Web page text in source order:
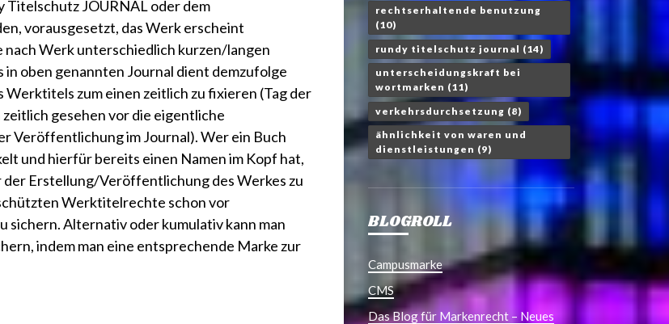
Titelschutz JOURNALoder dem
vorausgesetzt, das Werk erscheint
nach Werk unterschiedlich kurzen/langen
oben genannten Journal dient demzufolge
zum einen zeitlich zu fixieren (Tag der
gesehen vor die eigentliche
Veröffentlichung im Journal). Wer ein Buch
und hierfür bereits einen Namen im Kopf hat,
Erstellung/Veröffentlichung des Werkes zu
Werktitelrechte schon vor
Alternativ oder kumulativ kann man
indem man eine entsprechende Marke zur
rechtserhaltende benutzung
(10)
rundy titelschutz journal (14)
unterscheidungskraft bei
wortmarken (11)
verkehrsdurchsetzung (8)
ähnlichkeit von waren und
dienstleistungen (9)
BLOGROLL
Campusmarke
CMS
Das Blog für Markenrecht – Neues